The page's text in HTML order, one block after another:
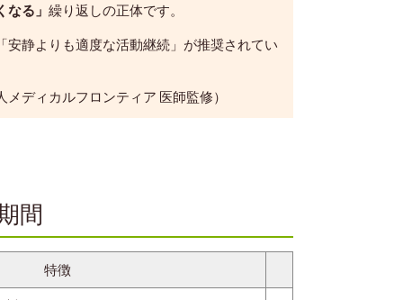
なる」 繰り返しの正体です。
安静よりも適度な活動継続」が推奨されてい
メディカルフロンティア 医師監修）
間
特徴